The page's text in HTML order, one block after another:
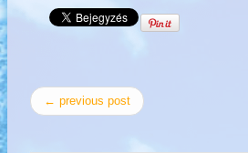
← previous post